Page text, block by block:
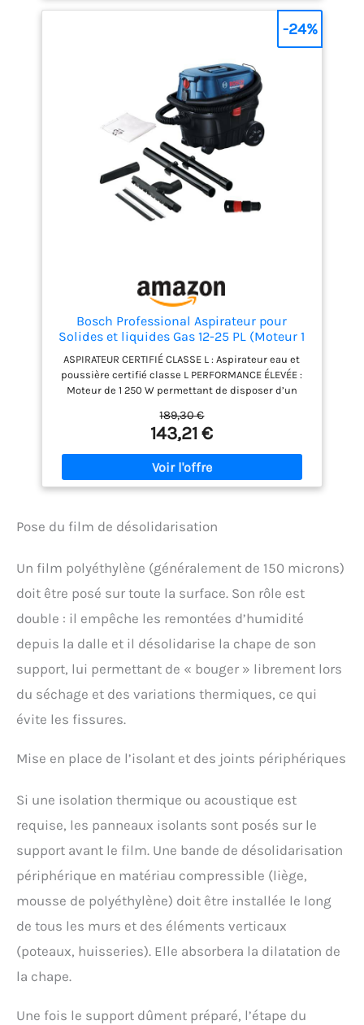
inoxydable de 17 litres, d'un flexible d'aspiration de
2 mètres et de possibilités de rangement pour
jardin ou l'atelier. Il est aussi parfait pour le
nettoyage de l'intérieur des voitures ou lors de
travaux de rénovation Composants inclus :
l'aspirateur multifonction WD 3 S V-17420 de
Kärcher, un filtre cartouche, un sachet filtre ouate,
un suceur sol et fentes, le flexible d'aspiration et 2
tubes d'aspiration
Bosch Professional Aspirateur pour
Solides et liquides Gas 12-25 PL (Moteur 1
250 W, débit d'air de 65 l/s, dépression de
200 mbar, y Compris Filtre HEPA, suceur
Droit)
ASPIRATEUR CERTIFIÉ CLASSE L : Aspirateur eau et
poussière certifié classe L PERFORMANCE ÉLEVÉE :
Moteur de 1 250 W permettant de disposer d’un
efficaces NETTOYAGE DE FILTRE : aisé et rapide grâce
au système de nettoyage de filtre semi-
automatique INTERFACE CLICK & CLEAN : possibilité
de connecter l'appareil aux outils électroportatifs
Bosch sans effort et de manière transparente. Livré
GAS 12-25, filtre HEPA pour GAS 12-25 PL
189,30 €
143,21 €
-24%
Pose du film de désolidarisation
Un film polyéthylène (généralement de 150 microns)
doit être posé sur toute la surface. Son rôle est
double : il empêche les remontées d’humidité
depuis la dalle et il désolidarise la chape de son
support, lui permettant de « bouger » librement lors
du séchage et des variations thermiques, ce qui
évite les fissures.
Mise en place de l’isolant et des joints périphériques
Si une isolation thermique ou acoustique est
requise, les panneaux isolants sont posés sur le
support avant le film. Une bande de désolidarisation
périphérique en matériau compressible (liège,
mousse de polyéthylène) doit être installée le long
de tous les murs et des éléments verticaux
(poteaux, huisseries). Elle absorbera la dilatation de
la chape.
Une fois le support dûment préparé, l’étape du